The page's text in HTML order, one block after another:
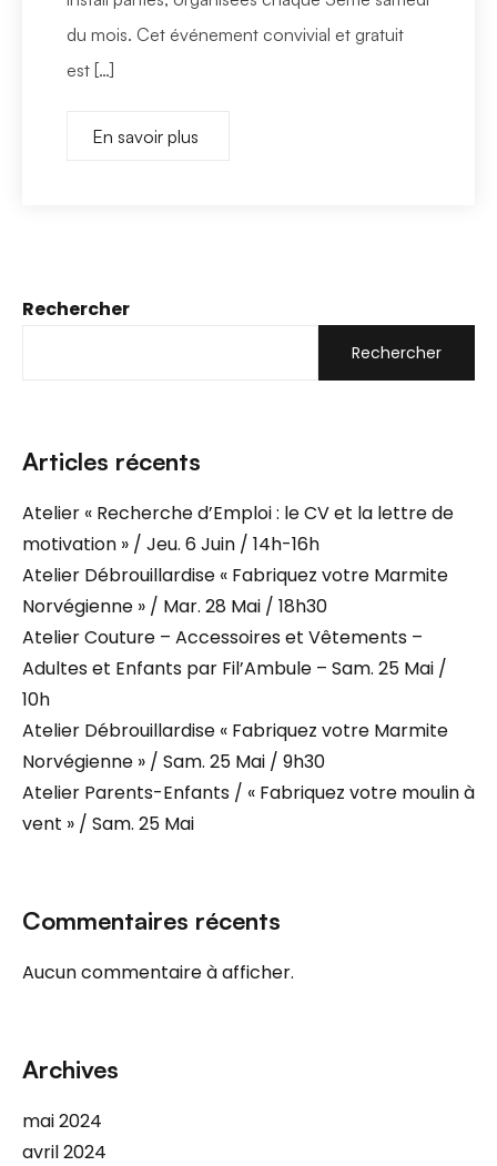
Rechercher
Rechercher
Articles récents
Atelier « Recherche d’Emploi : le CV et la lettre de
motivation » / Jeu. 6 Juin / 14h-16h
Atelier Débrouillardise « Fabriquez votre Marmite
Norvégienne » / Mar. 28 Mai / 18h30
Atelier Couture – Accessoires et Vêtements –
Adultes et Enfants par Fil’Ambule – Sam. 25 Mai /
10h
Atelier Débrouillardise « Fabriquez votre Marmite
Norvégienne » / Sam. 25 Mai / 9h30
Atelier Parents-Enfants / « Fabriquez votre moulin à
vent » / Sam. 25 Mai
Commentaires récents
Aucun commentaire à afficher.
Archives
mai 2024
avril 2024
du mois. Cet événement convivial et gratuit
est […]
En savoir plus